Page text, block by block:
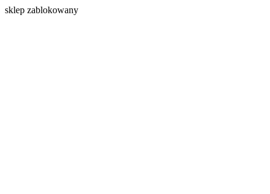
sklep zablokowany